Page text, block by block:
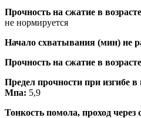
Прочность на сжатие в
не нормируется
Начало схватывания (мин) не
Прочность на сжатие в
Предел прочности при изгибе в
Мпа: 5,9
Тонкость помола, проход через